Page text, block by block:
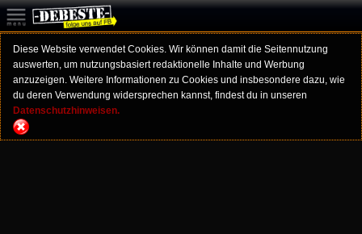
Diese Website verwendet Cookies. Wir können damit die Seitennutzung
auswerten, um nutzungsbasiert redaktionelle Inhalte und Werbung
anzuzeigen. Weitere Informationen zu Cookies und insbesondere dazu, wie
du deren Verwendung widersprechen kannst, findest du in unseren
Datenschutzhinweisen.